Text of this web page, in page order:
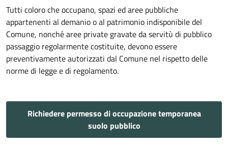
Tutti coloro che occupano, spazi ed aree pubbliche
appartenenti al demanio o al patrimonio indisponibile del
Comune, nonché aree private gravate da servitù di pubblico
passaggio regolarmente costituite, devono essere
preventivamente autorizzati dal Comune nel rispetto delle
norme di legge e di regolamento.
Richiedere permesso di occupazione temporanea
suolo pubblico